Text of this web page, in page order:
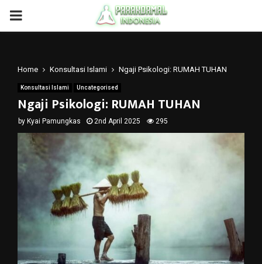
PRIMARY
Home Konsultasi Islami Ngaji Psikologi: RUMAH TUHAN
Konsultasi Islami Uncategorised
Ngaji Psikologi: RUMAH TUHAN
by Kyai Pamungkas 2nd April 2025 295